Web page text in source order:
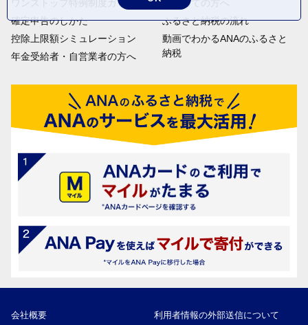
ワンストップ特例制度ガイド
確定申告のしかた
控除上限額シミュレーション
年金受給者・自営業者の方へ
はじめての方へ
ふるさと納税の流れ
動画でわかるANAのふるさと
納税
会社概要 利用者情報の外部送信について